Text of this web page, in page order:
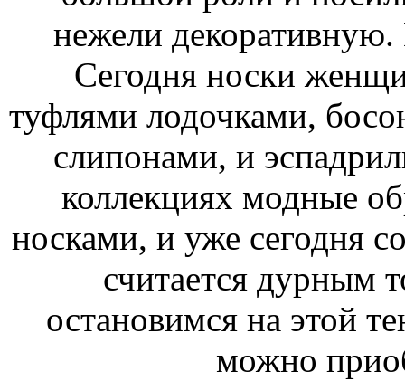
нежели
Сегодня носки
туфлями лодочками,
слипонами, и
коллекциях модные
носками, и уже сегодня
считается дурным
остановимся на этой
можно